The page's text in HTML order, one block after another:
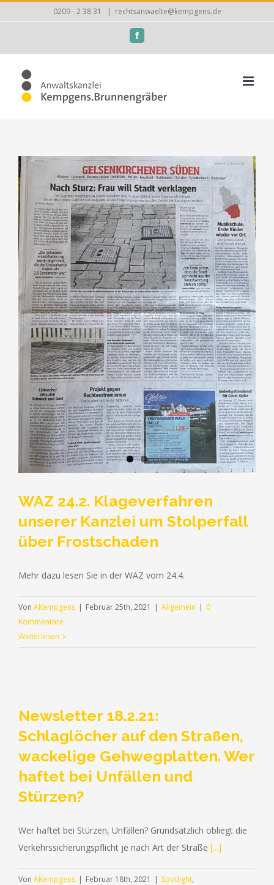
Inhalt
0209 - 2 38 31 | rechtsanwaelte@kempgens.de
WAZ 24.2. Klageverfahren
unserer Kanzlei um Stolperfall
über Frostschaden
Mehr dazu lesen Sie in der WAZ vom 24.4.
Von AKempgens | Februar 25th, 2021 | Allgemein | 0
Kommentare
Weiterlesen
Newsletter 18.2.21:
Schlaglöcher auf den Straßen,
wackelige Gehwegplatten. Wer
haftet bei Unfällen und
Stürzen?
Wer haftet bei Stürzen, Unfällen? Grundsätzlich obliegt die
Verkehrssicherungspflicht je nach Art der Straße [...]
Von AKempgens | Februar 18th, 2021 | Spotlight,